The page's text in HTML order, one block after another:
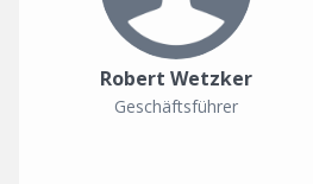
Robert Wetzker
Geschäftsführer